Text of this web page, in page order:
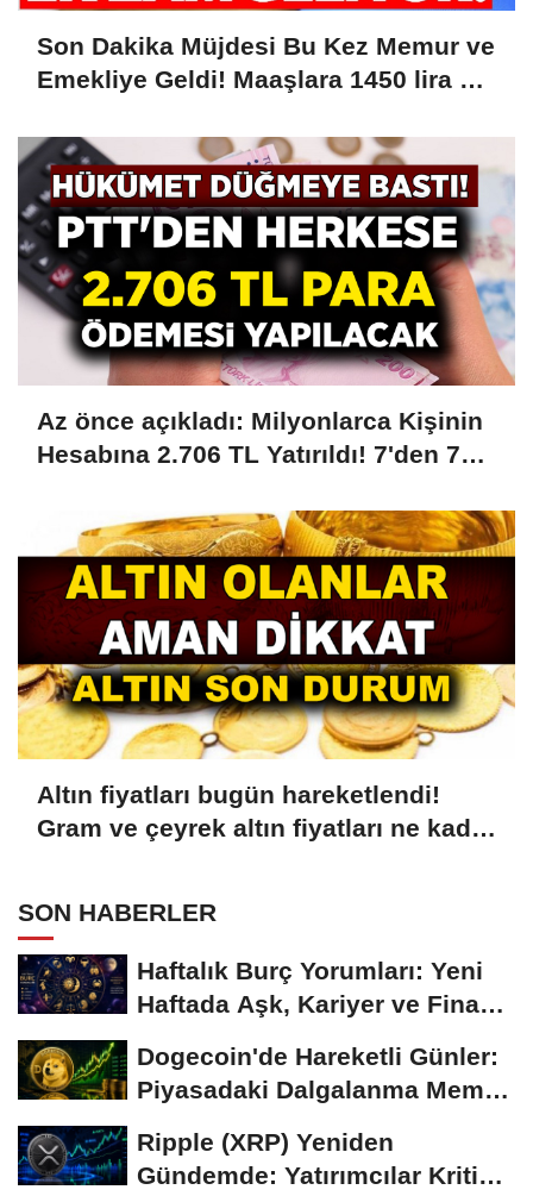
Son Dakika Müjdesi Bu Kez Memur ve
Emekliye Geldi! Maaşlara 1450 lira Ek
Az önce açıkladı: Milyonlarca Kişinin
Hesabına 2.706 TL Yatırıldı! 7'den 70'e
Yapılıyor! PTT'ye Kimliğiyle Giden
Parası Ödenecek
Altın fiyatları bugün hareketlendi!
Gram ve çeyrek altın fiyatları ne kadar
SON HABERLER
Haftalık Burç Yorumları: Yeni
Haftada Aşk, Kariyer ve Finans
Dogecoin'de Hareketli Günler:
Piyasadaki Dalgalanma Meme
Ripple (XRP) Yeniden
Gündemde: Yatırımcılar Kritik